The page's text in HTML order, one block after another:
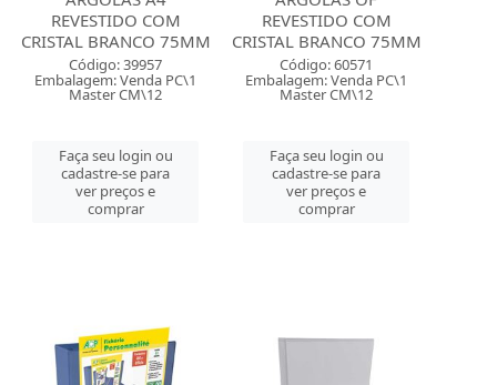
REVESTIDO COM
CRISTAL BRANCO 75MM
Código: 39957
Embalagem: Venda PC\1
Master CM\12
Faça seu login ou
cadastre-se para
ver preços e
comprar
REVESTIDO COM
CRISTAL BRANCO 75MM
Código: 60571
Embalagem: Venda PC\1
Master CM\12
Faça seu login ou
cadastre-se para
ver preços e
comprar